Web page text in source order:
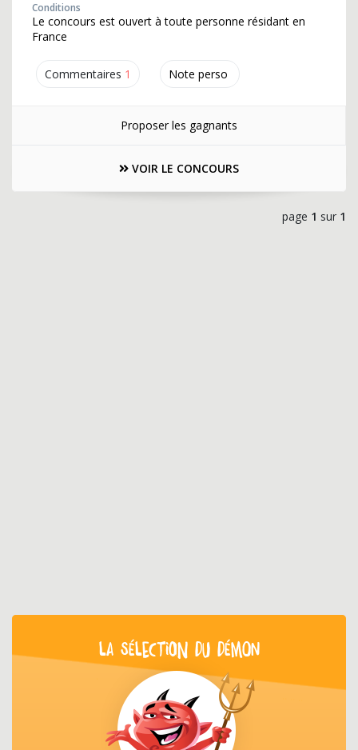
Commentaires 1 Note perso
Conditions
Le concours est ouvert à toute personne résidant en
France
Proposer les gagnants
VOIR LE CONCOURS
page 1 sur 1
LA SÉLECTION DU DÉMON